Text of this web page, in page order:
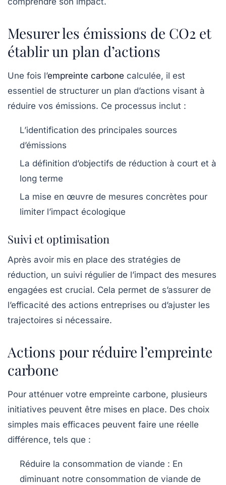
Mesurer les émissions de CO2 et
établir un plan d’actions
Une fois l’empreinte carbone calculée, il est
essentiel de structurer un plan d’actions visant à
réduire vos émissions. Ce processus inclut :
L’identification des principales sources
d’émissions
La définition d’objectifs de réduction à court et à
long terme
La mise en œuvre de mesures concrètes pour
limiter l’impact écologique
Suivi et optimisation
Après avoir mis en place des stratégies de
réduction, un suivi régulier de l’impact des mesures
engagées est crucial. Cela permet de s’assurer de
l’efficacité des actions entreprises ou d’ajuster les
trajectoires si nécessaire.
Actions pour réduire l’empreinte
carbone
Pour atténuer votre empreinte carbone, plusieurs
initiatives peuvent être mises en place. Des choix
simples mais efficaces peuvent faire une réelle
différence, tels que :
Réduire la consommation de viande : En
diminuant notre consommation de viande de